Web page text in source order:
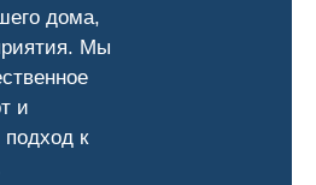
дома,
Мы
и
к